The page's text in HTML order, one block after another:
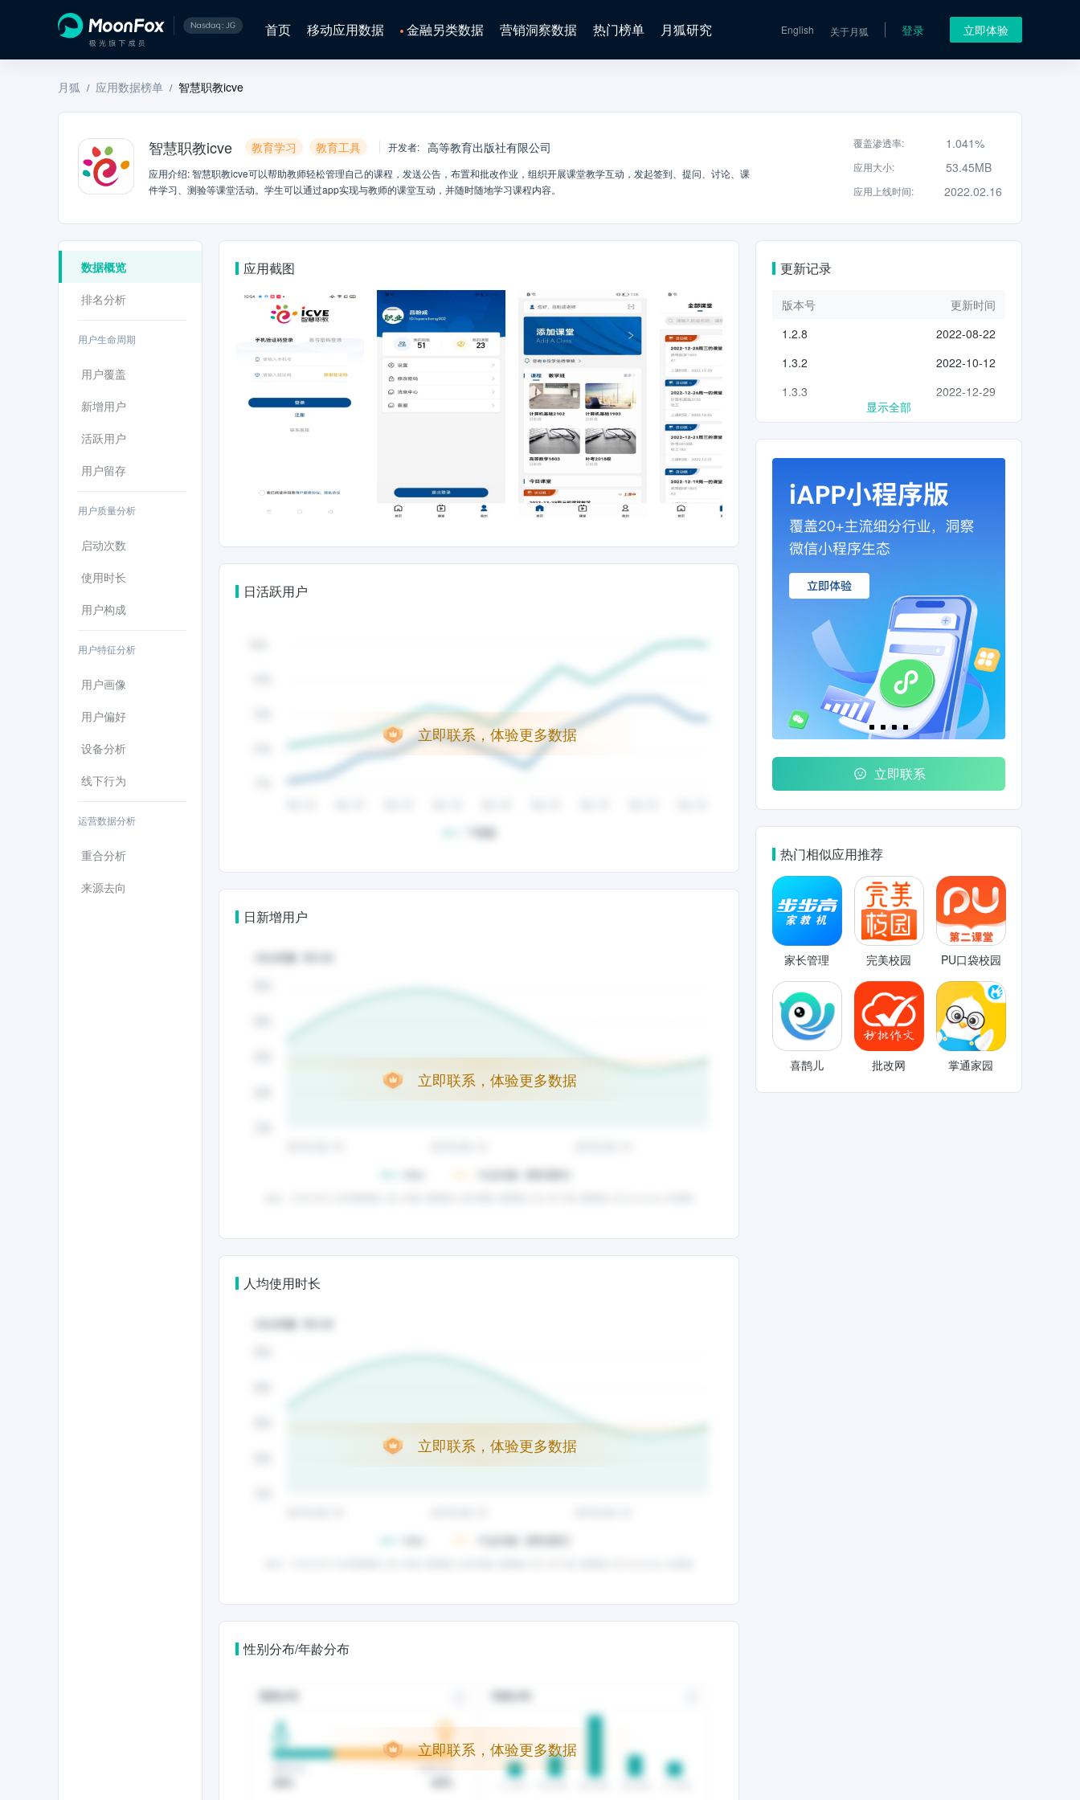
首页 移动应用数据 金融另类数据 营销洞察数据 热门榜单 月狐研究 English 关于月狐 登录 立即体验
月狐 / 应用数据榜单 / 智慧职教icve
智慧职教icve 教育学习 教育工具 开发者: 高等教育出版社有限公司
应用介绍:智慧职教icve可以帮助教师轻松管理自己的课程，发送公告，布置和批改作业，组织开展课堂教学互动，发起签到、提问、讨论、课
件学习、测验等课堂活动。学生可以通过app实现与教师的课堂互动，并随时随地学习课程内容。
覆盖渗透率: 1.041%
应用大小: 53.45MB
应用上线时间: 2022.02.16
数据概览
排名分析
用户生命周期
用户覆盖
新增用户
活跃用户
用户留存
用户质量分析
启动次数
使用时长
用户构成
用户特征分析
用户画像
用户偏好
设备分析
线下行为
运营数据分析
重合分析
来源去向
应用截图
日活跃用户
立即联系，体验更多数据
日新增用户
立即联系，体验更多数据
人均使用时长
立即联系，体验更多数据
性别分布/年龄分布
立即联系，体验更多数据
更新记录
版本号
更新时间
1.2.8
2022-08-22
1.3.2
2022-10-12
1.3.3
2022-12-29
显示全部
立即联系
热门相似应用推荐
家长管理 完美校园 PU口袋校园
喜鹊儿 批改网 掌通家园